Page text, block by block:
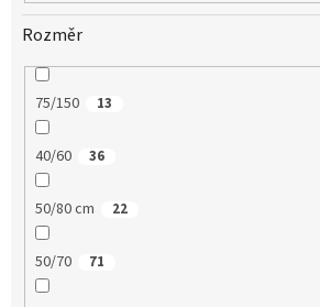
Rozměr
75/150 13
40/60 36
50/80 cm 22
50/70 71